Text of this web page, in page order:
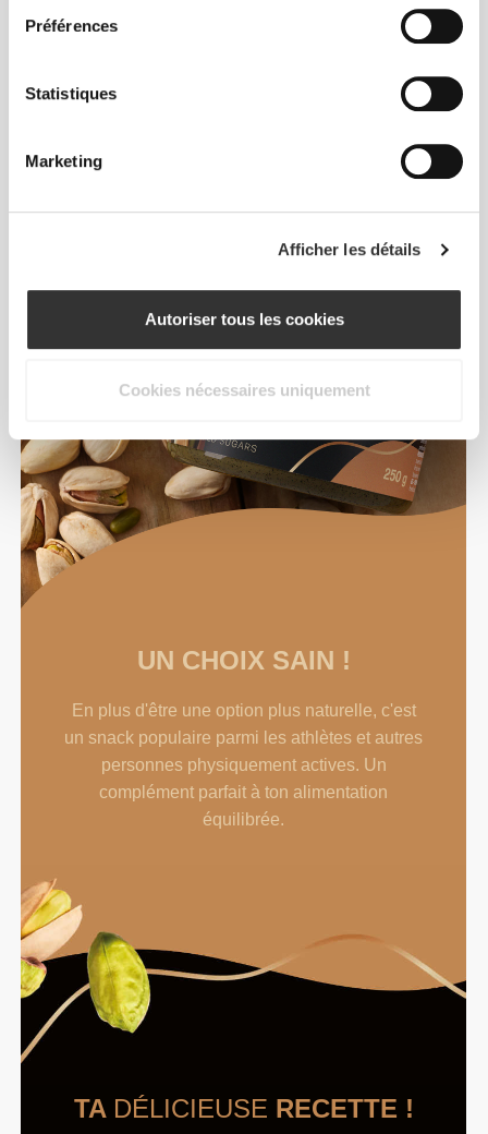
Préférences
Statistiques
Marketing
Afficher les détails
Autoriser tous les cookies
Cookies nécessaires uniquement
UN CHOIX SAIN !
En plus d'être une option plus naturelle, c'est
un snack populaire parmi les athlètes et autres
personnes physiquement actives. Un
complément parfait à ton alimentation
équilibrée.
TA DÉLICIEUSE RECETTE !